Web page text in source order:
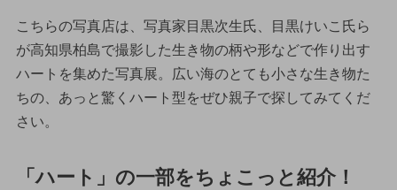
こちらの写真店は、写真家目黒次生氏、目黒けいこ氏ら
が高知県柏島で撮影した生き物の柄や形などで作り出す
ハートを集めた写真展。広い海のとても小さな生き物た
ちの、あっと驚くハート型をぜひ親子で探してみてくだ
さい。
「ハート」の一部をちょこっと紹介！